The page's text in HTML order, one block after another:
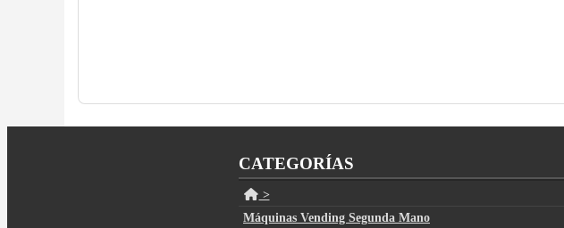
CATEGORÍAS
>
Máquinas Vending Segunda Mano